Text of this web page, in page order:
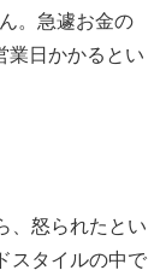
。急遽お金の
業日かかるとい
、怒られたとい
スタイルの中で